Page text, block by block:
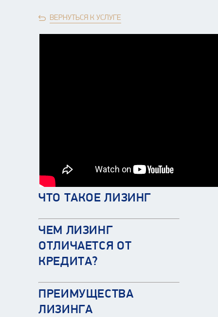
ВЕРНУТЬСЯ К УСЛУГЕ
ЧТО ТАКОЕ ЛИЗИНГ
ЧЕМ ЛИЗИНГ
ОТЛИЧАЕТСЯ ОТ
КРЕДИТА?
ПРЕИМУЩЕСТВА
ЛИЗИНГА